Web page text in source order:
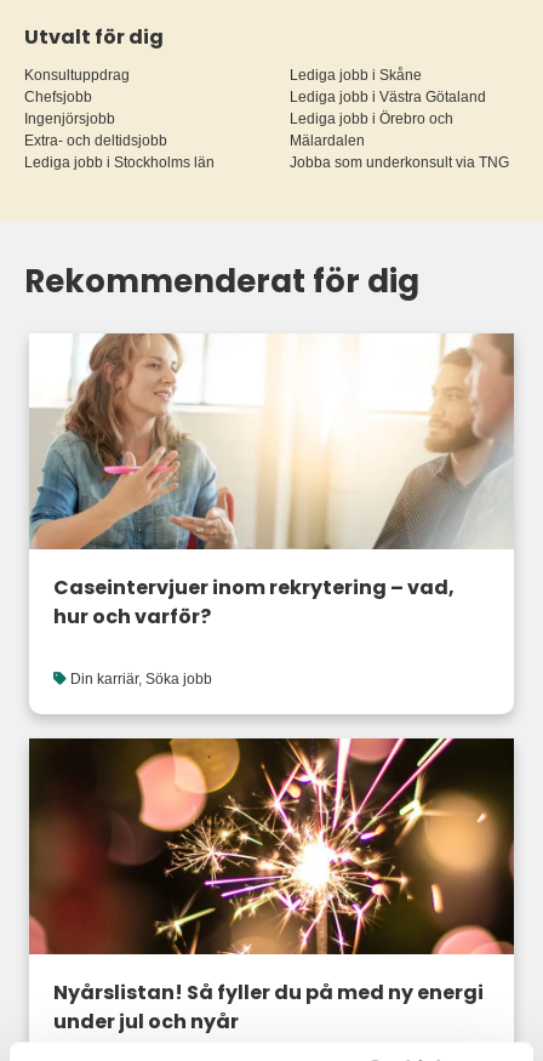
Utvalt för dig
Konsultuppdrag
Chefsjobb
Ingenjörsjobb
Extra- och deltidsjobb
Lediga jobb i Stockholms län
Lediga jobb i Skåne
Lediga jobb i Västra Götaland
Lediga jobb i Örebro och
Mälardalen
Jobba som underkonsult via TNG
Rekommenderat för dig
Caseintervjuer inom rekrytering – vad,
hur och varför?
Din karriär, Söka jobb
Nyårslistan! Så fyller du på med ny energi
under jul och nyår